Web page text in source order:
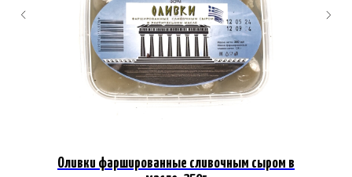
Оливки фаршированные сливочным сыром в